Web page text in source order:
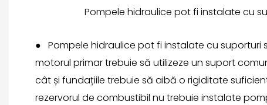
Pompele hidraulice pot fi instalate cu
● Pompele hidraulice pot fi instalate cu suporturi
motorul primar trebuie să utilizeze un suport
cât și fundațiile trebuie să aibă o rigiditate
rezervorul de combustibil nu trebuie instalate